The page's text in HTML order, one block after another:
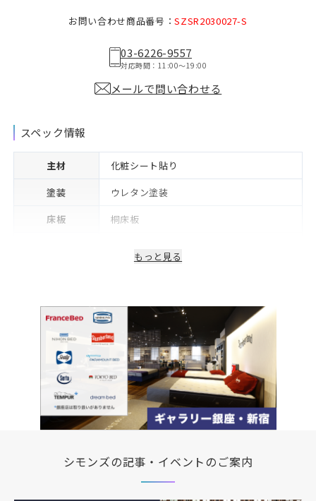
お問い合わせ商品番号：SZSR2030027-S
03-6226-9557
対応時間：11:00〜19:00
メールで問い合わせる
スペック情報
主材
化粧シート貼り
塗装
ウレタン塗装
床板
桐床板
もっと見る
シモンズの記事・イベントのご案内